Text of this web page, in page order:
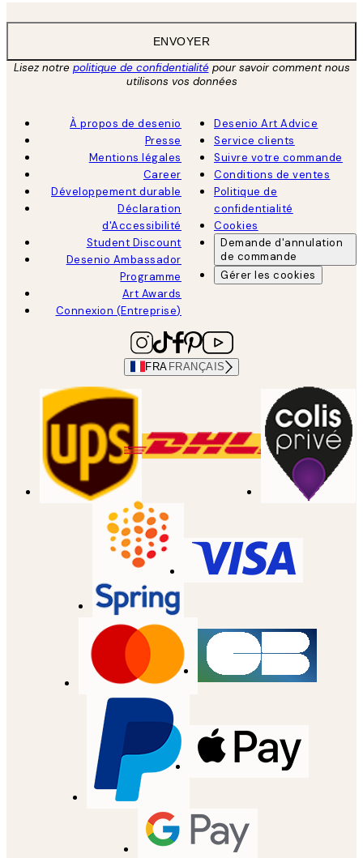
ENVOYER
Lisez notre politique de confidentialitépour savoir comment nous
utilisons vos données
À propos de desenio
Presse
Mentions légales
Career
Développement durable
Déclaration
d'Accessibilité
Student Discount
Desenio Ambassador
Programme
Art Awards
Connexion (Entreprise)
Desenio Art Advice
Service clients
Suivre votre commande
Conditions de ventes
Politique de
confidentialité
Cookies
Demande d'annulation
de commande
Gérer les cookies
FRA FRANÇAIS